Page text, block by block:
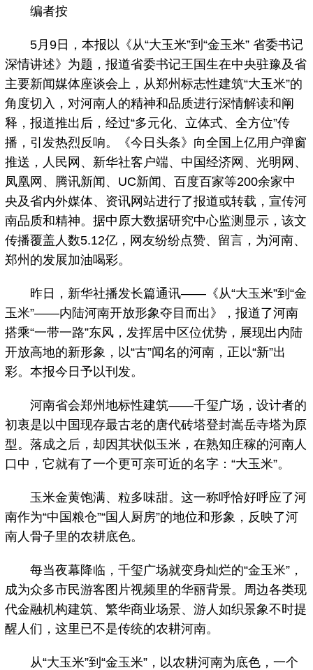
编者按
5月9日，本报以《从“大玉米”到“金玉米” 省委书记
深情讲述》为题，报道省委书记王国生在中央驻豫及省
主要新闻媒体座谈会上，从郑州标志性建筑“大玉米”的
角度切入，对河南人的精神和品质进行深情解读和阐
释，报道推出后，经过“多元化、立体式、全方位”传
播，引发热烈反响。《今日头条》向全国上亿用户弹窗
推送，人民网、新华社客户端、中国经济网、光明网、
凤凰网、腾讯新闻、UC新闻、百度百家等200余家中
央及省内外媒体、资讯网站进行了报道或转载，宣传河
南品质和精神。据中原大数据研究中心监测显示，该文
传播覆盖人数5.12亿，网友纷纷点赞、留言，为河南、
郑州的发展加油喝彩。
昨日，新华社播发长篇通讯——《从“大玉米”到“金
玉米”——内陆河南开放形象夺目而出》，报道了河南
搭乘“一带一路”东风，发挥居中区位优势，展现出内陆
开放高地的新形象，以“古”闻名的河南，正以“新”出
彩。本报今日予以刊发。
河南省会郑州地标性建筑——千玺广场，设计者的
初衷是以中国现存最古老的唐代砖塔登封嵩岳寺塔为原
型。落成之后，却因其状似玉米，在熟知庄稼的河南人
口中，它就有了一个更可亲可近的名字：“大玉米”。
玉米金黄饱满、粒多味甜。这一称呼恰好呼应了河
南作为“中国粮仓”“国人厨房”的地位和形象，反映了河
南人骨子里的农耕底色。
每当夜幕降临，千玺广场就变身灿烂的“金玉米”，
成为众多市民游客图片视频里的华丽背景。周边各类现
代金融机构建筑、繁华商业场景、游人如织景象不时提
醒人们，这里已不是传统的农耕河南。
从“大玉米”到“金玉米”，以农耕河南为底色，一个